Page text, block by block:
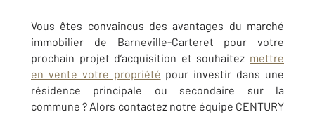
Vous êtes convaincus des avantages du marché
immobilier de Barneville-Carteret pour votre
prochain projet d’acquisition et souhaitez mettre
en vente votre propriété pour investir dans une
résidence principale ou secondaire sur la
commune ? Alors contactez notre équipe CENTURY